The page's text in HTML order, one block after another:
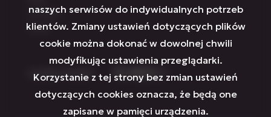
Kontakt
Rodo
social media Facebook
Facebook
Facebook
Facebook
Facebook
Facebook
naszych serwisów do indywidualnych potrzeb
klientów. Zmiany ustawień dotyczących plików
cookie można dokonać w dowolnej chwili
modyfikując ustawienia przeglądarki.
Korzystanie z tej strony bez zmian ustawień
dotyczących cookies oznacza, że będą one
zapisane w pamięci urządzenia.